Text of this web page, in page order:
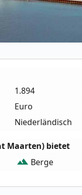
1.894
Euro
Niederländisch
Maarten) bietet
landscape Berge